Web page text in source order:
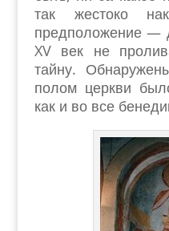
так жестоко
предположение —
XV век не
тайну.
полом церкви
как и во все